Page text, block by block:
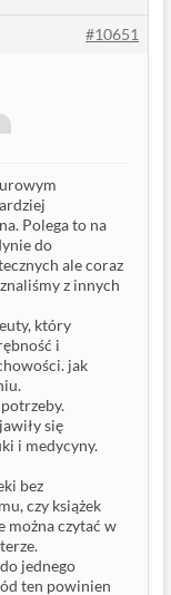
#10651
Polega to na
do
ale coraz
z innych
który
i
jak
się
i medycyny.
bez
czy książek
można czytać w
jednego
ten powinien